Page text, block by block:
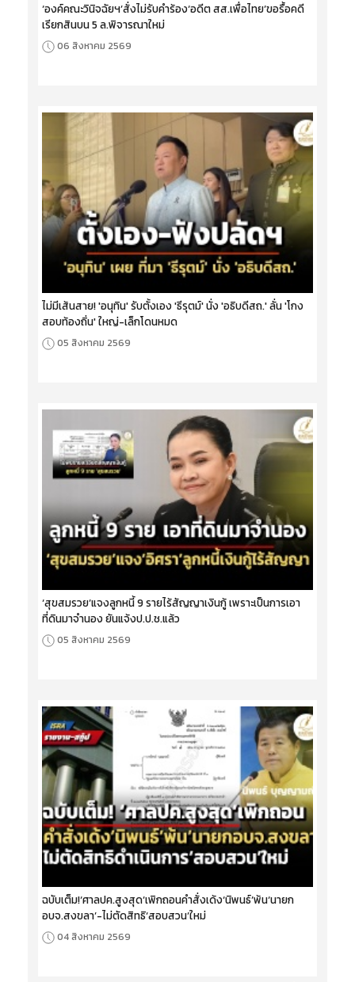
‘องค์คณะวินิจฉัยฯ’สั่งไม่รับคำร้อง‘อดีต สส.เพื่อไทย’ขอรื้อคดี
เรียกสินบน 5 ล.พิจารณาใหม่
06 สิงหาคม 2569
ไม่มีเส้นสาย! 'อนุทิน' รับตั้งเอง 'ธีรุตม์' นั่ง 'อธิบดีสถ.' ลั่น 'โกง
สอบท้องถิ่น' ใหญ่-เล็กโดนหมด
05 สิงหาคม 2569
‘สุขสมรวย’แจงลูกหนี้ 9 รายไร้สัญญาเงินกู้ เพราะเป็นการเอา
ที่ดินมาจำนอง ยันแจ้งป.ป.ช.แล้ว
05 สิงหาคม 2569
ฉบับเต็ม!‘ศาลปค.สูงสุด’เพิกถอนคำสั่งเด้ง‘นิพนธ์’พ้น‘นายก
อบจ.สงขลา’-ไม่ตัดสิทธิ‘สอบสวน’ใหม่
04 สิงหาคม 2569